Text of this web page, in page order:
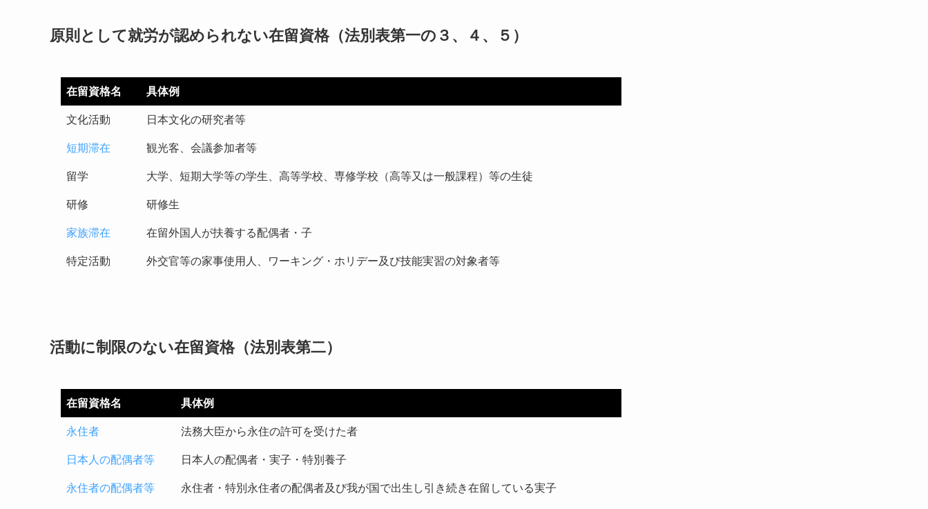
原則として就労が認められない在留資格（法別表第一の３、４、５）
在留資格名 具体例
文化活動 日本文化の研究者等
短期滞在 観光客、会議参加者等
留学 大学、短期大学等の学生、高等学校、専修学校（高等又は一般課程）等の生徒
研修 研修生
家族滞在 在留外国人が扶養する配偶者・子
特定活動 外交官等の家事使用人、ワーキング・ホリデー及び技能実習の対象者等
活動に制限のない在留資格（法別表第二）
在留資格名 具体例
永住者 法務大臣から永住の許可を受けた者
日本人の配偶者等 日本人の配偶者・実子・特別養子
永住者の配偶者等 永住者・特別永住者の配偶者及び我が国で出生し引き続き在留している実子